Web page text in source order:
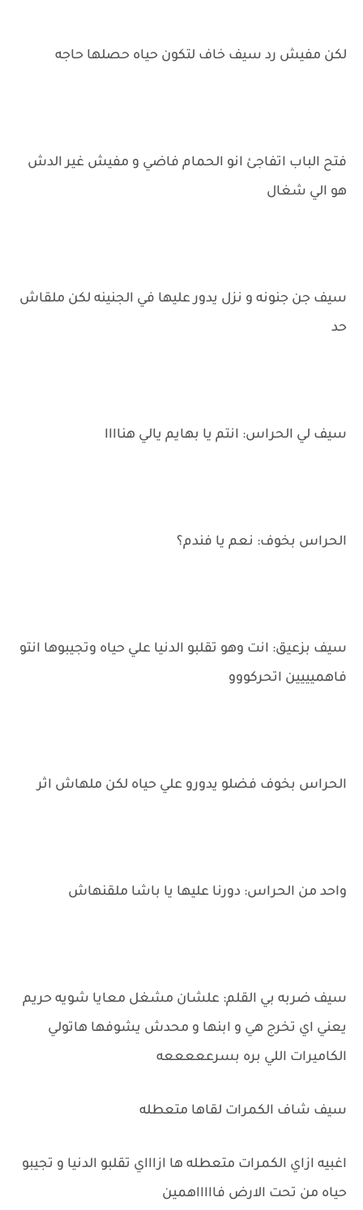
لكن مفيش رد سيف خاف لتكون حياه حصلها حاجه
فتح الباب اتفاجئ انو الحمام فاضي و مفيش غير الدش
هو الي شغال
سيف جن جنونه و نزل يدور عليها في الجنينه لكن ملقاش
حد
سيف لي الحراس: انتم يا بهايم يالي هناااا
الحراس بخوف: نعم يا فندم؟
سيف بزعيق: انت وهو تقلبو الدنيا علي حياه وتجيبوها انتو
فاهميييين اتحركووو
الحراس بخوف فضلو يدورو علي حياه لكن ملهاش اثر
واحد من الحراس: دورنا عليها يا باشا ملقنهاش
سيف ضربه بي القلم: علشان مشغل معايا شويه حريم
يعني اي تخرج هي و ابنها و محدش يشوفها هاتولي
الكاميرات اللي بره بسرعععععه
سيف شاف الكمرات لقاها متعطله
اغبيه ازاي الكمرات متعطله ها ازاااي تقلبو الدنيا و تجيبو
حياه من تحت الارض فاااااهمين